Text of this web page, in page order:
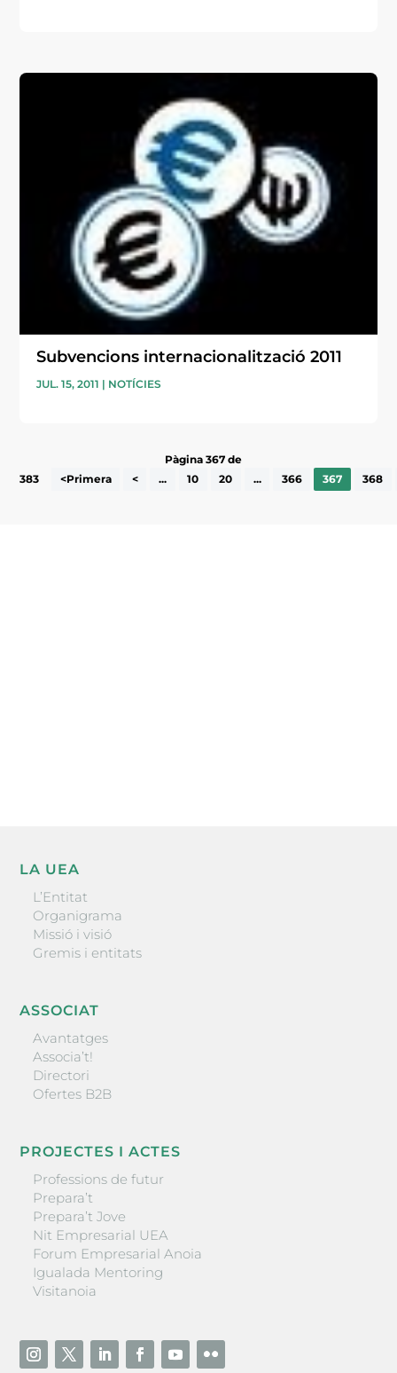
Subvencions internacionalització 2011
JUL. 15, 2011 | NOTÍCIES
Pàgina 367 de
383
<Primera < ... 10 20 ... 366 367 368
LA UEA
L’Entitat
Organigrama
Missió i visió
Gremis i entitats
ASSOCIAT
Avantatges
Associa’t!
Directori
Ofertes B2B
PROJECTES I ACTES
Professions de futur
Prepara’t
Prepara’t Jove
Nit Empresarial UEA
Forum Empresarial Anoia
Igualada Mentoring
Visitanoia